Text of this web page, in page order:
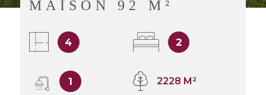
MAISON 92 M²
4 2
1 2228 M²